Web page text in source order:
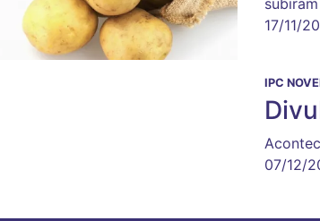
17/11/
IPC
07/12/